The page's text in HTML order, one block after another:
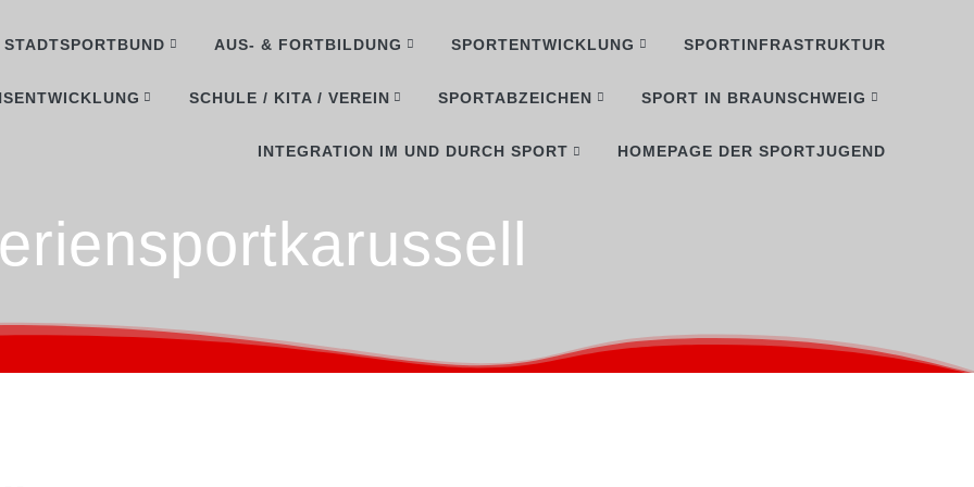
STADTSPORTBUND AUS- & FORTBILDUNG SPORTENTWICKLUNG SPORTINFRASTRUKTUR
SCHULE / KITA / VEREIN SPORTABZEICHEN SPORT IN BRAUNSCHWEIG
INTEGRATION IM UND DURCH SPORT HOMEPAGE DER SPORTJUGEND